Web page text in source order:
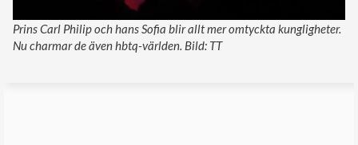
Prins Carl Philip och hans Sofia blir allt mer omtyckta kungligheter.
Nu charmar de även hbtq-världen. Bild: TT